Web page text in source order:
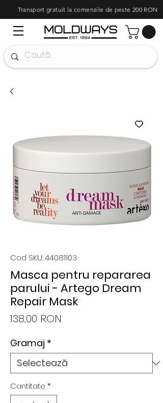
Transport gratuit la comenzile de peste 200 RON
Cod SKU: 44081103
Masca pentru repararea
parului - Artego Dream
Repair Mask
138,00 RON
Gramaj *
Cantitate *